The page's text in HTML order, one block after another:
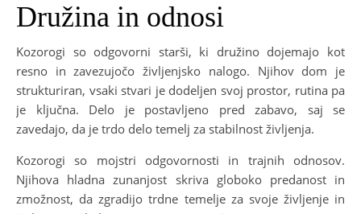
Družina in odnosi
Kozorogi so odgovorni starši, ki družino dojemajo kot
resno in zavezujočo življenjsko nalogo. Njihov dom je
strukturiran, vsaki stvari je dodeljen svoj prostor, rutina pa
je ključna. Delo je postavljeno pred zabavo, saj se
zavedajo, da je trdo delo temelj za stabilnost življenja.
Kozorogi so mojstri odgovornosti in trajnih odnosov.
Njihova hladna zunanjost skriva globoko predanost in
zmožnost, da zgradijo trdne temelje za svoje življenje in